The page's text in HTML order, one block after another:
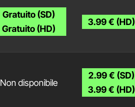
Gratuito (SD)
Gratuito (HD)
3.99 € (HD)
Non disponibile
2.99 € (SD)
3.99 € (HD)